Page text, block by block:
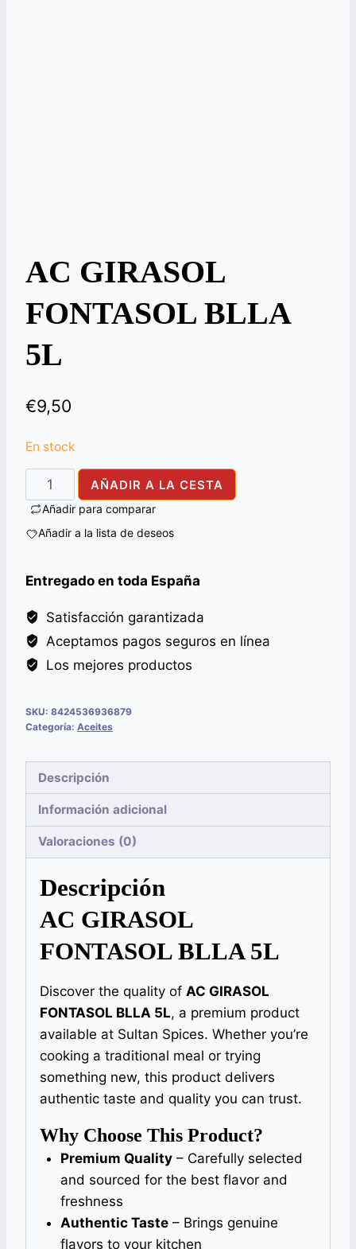
AC GIRASOL
FONTASOL BLLA
5L
€9,50
En stock
GIRASOL
BLLA
cantidad
AÑADIR A LA CESTA
Añadir para comparar
Añadir a la lista de deseos
Entregado en toda España
Satisfacción garantizada
Aceptamos pagos seguros en línea
Los mejores productos
SKU: 8424536936879
Categoría: Aceites
Descripción
Información adicional
Valoraciones (0)
Descripción
AC GIRASOL
FONTASOL BLLA 5L
Discover the quality of AC GIRASOL
FONTASOL BLLA 5L, a premium product
available at Sultan Spices. Whether you’re
cooking a traditional meal or trying
something new, this product delivers
authentic taste and quality you can trust.
Why Choose This Product?
Premium Quality– Carefully selected
and sourced for the best flavor and
freshness
Authentic Taste– Brings genuine
flavors to your kitchen